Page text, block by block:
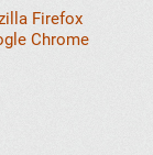
Firefox
Chrome